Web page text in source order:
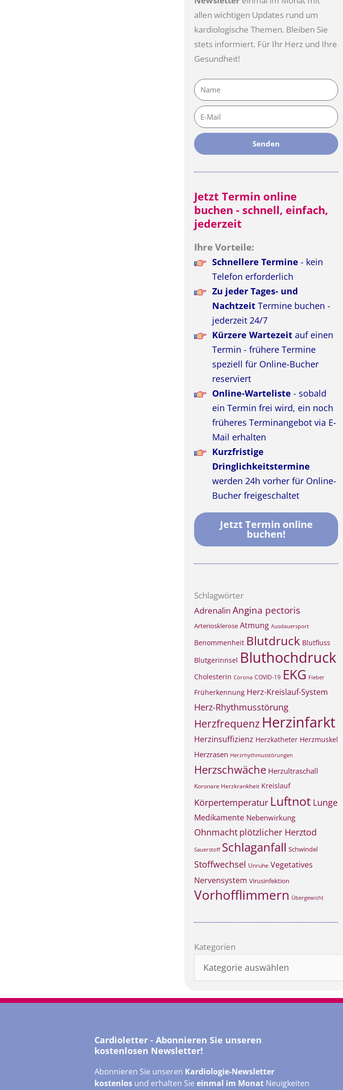
allen wichtigen Updates rund um
kardiologische Themen. Bleiben Sie
stets informiert. Für Ihr Herz und Ihre
Gesundheit!
Name
E-
Mail
Senden
Jetzt Termin online
buchen - schnell, einfach,
jederzeit
Ihre Vorteile:
Schnellere Termine - kein
Telefon erforderlich
Zu jeder Tages- und
NachtzeitTermine buchen -
jederzeit 24/7
Kürzere Wartezeitauf einen
Termin - frühere Termine
speziell für Online-Bucher
reserviert
Online-Warteliste - sobald
ein Termin frei wird, ein noch
früheres Terminangebot via E-
Mail erhalten
Kurzfristige
Dringlichkeitstermine
werden 24h vorher für Online-
Bucher freigeschaltet
Jetzt Termin online
buchen!
Schlagwörter
Adrenalin Angina pectoris
Arteriosklerose Atmung Ausdauersport
Benommenheit Blutdruck Blutfluss
Blutgerinnsel Bluthochdruck
Cholesterin Corona COVID-19 EKG Fieber
Früherkennung Herz-Kreislauf-System
Herz-Rhythmusstörung
Herzfrequenz Herzinfarkt
Herzinsuffizienz Herzkatheter Herzmuskel
Herzrasen Herzrhythmusstörungen
Herzschwäche Herzultraschall
Koronare Herzkrankheit Kreislauf
Körpertemperatur Luftnot Lunge
Medikamente Nebenwirkung
Ohnmacht plötzlicher Herztod
Sauerstoff Schlaganfall Schwindel
Stoffwechsel Unruhe Vegetatives
Nervensystem Virusinfektion
Vorhofflimmern Übergewicht
Kategorien
Kategorien
Cardioletter - Abonnieren Sie unseren
kostenlosen Newsletter!
Abonnieren Sie unseren Kardiologie-Newsletter
kostenlos und erhalten Sieeinmal im Monat Neuigkeiten